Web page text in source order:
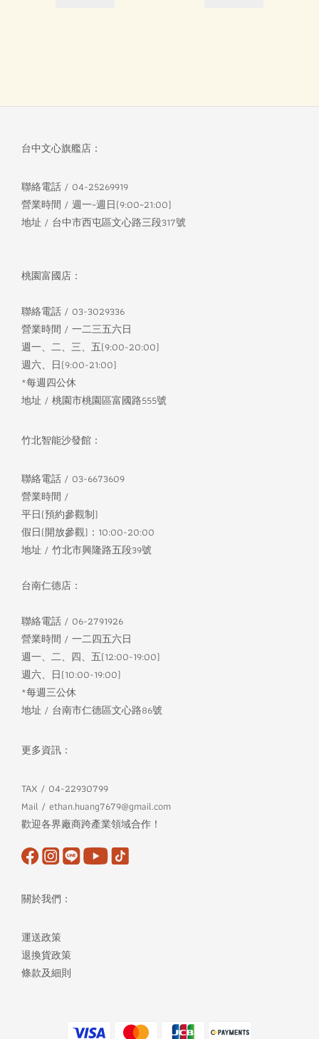
台中文心旗艦店：
聯絡電話 / 04-25269919
營業時間 / 週一~週日(9:00~21:00)
地址 / 台中市西屯區文心路三段317號
桃園富國店：
聯絡電話 / 03-3029336
營業時間 / 一二三五六日
週一、二、三、五(9:00-20:00)
週六、日(9:00-21:00)
*每週四公休
地址 / 桃園市桃園區富國路555號
竹北智能沙發館：
聯絡電話 / 03-6673609
營業時間 /
平日(預約參觀制)
假日(開放參觀)：10:00-20:00
地址 / 竹北市興隆路五段39號
台南仁德店：
聯絡電話 / 06-2791926
營業時間 / 一二四五六日
週一、二、四、五(12:00-19:00)
週六、日(10:00-19:00)
*每週三公休
地址 / 台南市仁德區文心路86號
更多資訊：
TAX / 04-22930799
Mail / ethan.huang7679@gmail.com
歡迎各界廠商跨產業領域合作！
關於我們：
運送政策
退換貨政策
條款及細則